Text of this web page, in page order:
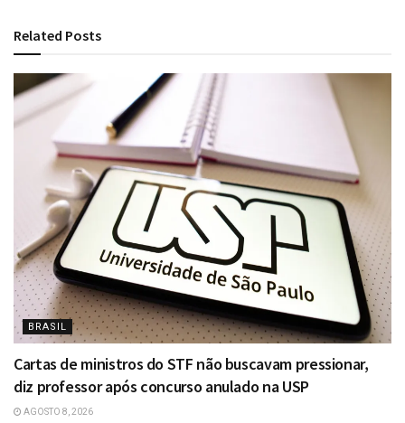
Related Posts
BRASIL
Cartas de ministros do STF não buscavam pressionar,
diz professor após concurso anulado na USP
AGOSTO 8, 2026